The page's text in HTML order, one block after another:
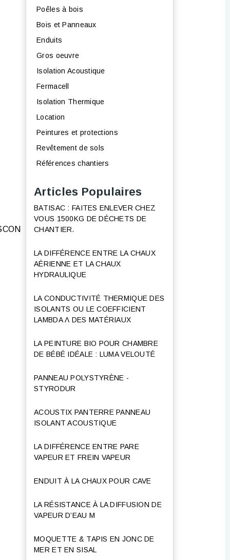
Poêles à bois
Bois et Panneaux
Enduits
Gros oeuvre
Isolation Acoustique
Fermacell
Isolation Thermique
Location
Peintures et protections
Revêtement de sols
Références chantiers
Articles Populaires
BATISAC : FAITES ENLEVER CHEZ
VOUS 1500KG DE DÉCHETS DE
CHANTIER.
LA DIFFÉRENCE ENTRE LA CHAUX
AÉRIENNE ET LA CHAUX
HYDRAULIQUE
LA CONDUCTIVITÉ THERMIQUE DES
ISOLANTS OU LE COEFFICIENT
LAMBDA Λ DES MATÉRIAUX
LA PEINTURE BIO POUR CHAMBRE
DE BÉBÉ IDÉALE : LUMA VELOUTÉ
PANNEAU POLYSTYRÈNE -
STYRODUR
ACOUSTIX PANTERRE PANNEAU
ISOLANT ACOUSTIQUE
LA DIFFÉRENCE ENTRE PARE
VAPEUR ET FREIN VAPEUR
ENDUIT À LA CHAUX POUR CAVE
LA RÉSISTANCE À LA DIFFUSION DE
VAPEUR D’EAU Μ
MOQUETTE & TAPIS EN JONC DE
MER ET EN SISAL